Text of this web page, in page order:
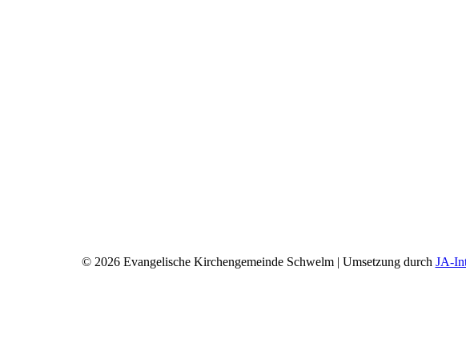
© 2026 Evangelische Kirchengemeinde Schwelm | Umsetzung durch JA-